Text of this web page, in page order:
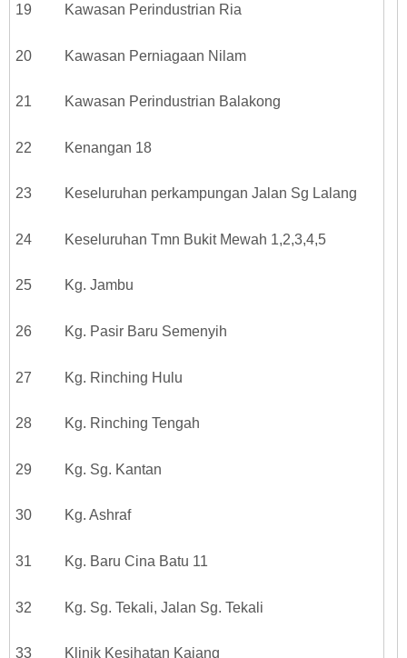
19 Kawasan Perindustrian Ria
20 Kawasan Perniagaan Nilam
21 Kawasan Perindustrian Balakong
22 Kenangan 18
23 Keseluruhan perkampungan Jalan Sg Lalang
24 Keseluruhan Tmn Bukit Mewah 1,2,3,4,5
25 Kg. Jambu
26 Kg. Pasir Baru Semenyih
27 Kg. Rinching Hulu
28 Kg. Rinching Tengah
29 Kg. Sg. Kantan
30 Kg. Ashraf
31 Kg. Baru Cina Batu 11
32 Kg. Sg. Tekali, Jalan Sg. Tekali
33 Klinik Kesihatan Kajang